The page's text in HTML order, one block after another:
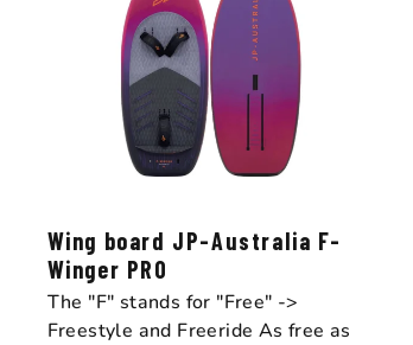
Wing board JP-Australia F-
Winger PRO
The "F" stands for "Free" ->
Freestyle and Freeride As free as